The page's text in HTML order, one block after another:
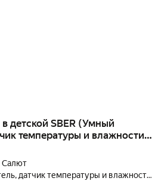
детской SBER (Умный
температуры и влажности
Салют
датчик температуры и влажности,